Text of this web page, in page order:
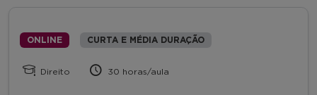
ONLINE CURTA E MÉDIA DURAÇÃO
Direito 30 horas/aula